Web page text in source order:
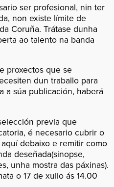
ser profesional, nin ter
non existe límite de
Coruña. Trátase dunha
ao talento na banda
proxectos que se
dun traballo para
a súa publicación, haberá
previa que
é necesario cubrir o
debaixo e remitir como
deseñada(sinopse,
unha mostra das páxinas).
o 17 de xullo ás 14.00